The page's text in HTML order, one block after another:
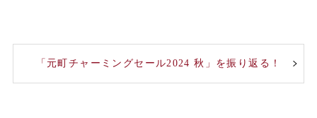
「元町チャーミングセール2024 秋」を振り返る！